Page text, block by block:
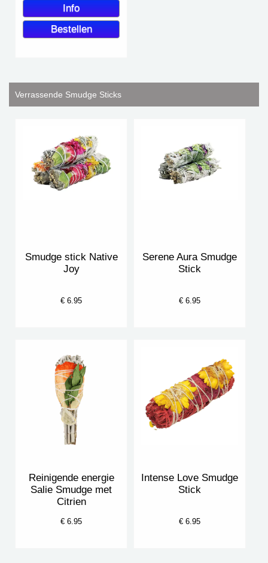
Verrassende Smudge Sticks
Smudge stick Native
Joy
€ 6.95
Serene Aura Smudge
Stick
€ 6.95
Reinigende energie
Salie Smudge met
Citrien
€ 6.95
Intense Love Smudge
Stick
€ 6.95